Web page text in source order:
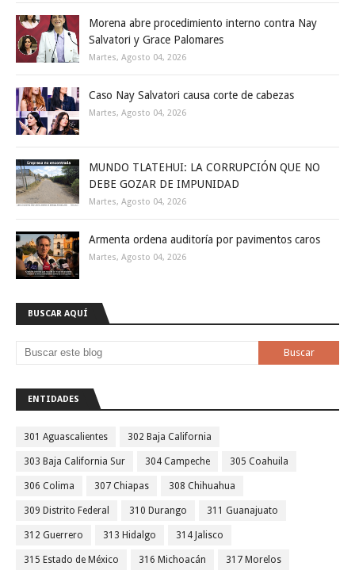
Morena abre procedimiento interno contra Nay
Salvatori y Grace Palomares
Martes, Agosto 04, 2026
Caso Nay Salvatori causa corte de cabezas
Martes, Agosto 04, 2026
MUNDO TLATEHUI: LA CORRUPCIÓN QUE NO
DEBE GOZAR DE IMPUNIDAD
Martes, Agosto 04, 2026
Armenta ordena auditoría por pavimentos caros
Martes, Agosto 04, 2026
BUSCAR AQUÍ
ENTIDADES
301 Aguascalientes 302 Baja California
303 Baja California Sur 304 Campeche 305 Coahuila
306 Colima 307 Chiapas 308 Chihuahua
309 Distrito Federal 310 Durango 311 Guanajuato
312 Guerrero 313 Hidalgo 314 Jalisco
315 Estado de México 316 Michoacán 317 Morelos